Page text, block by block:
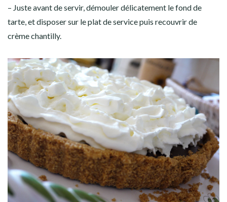
– Juste avant de servir, démouler délicatement le fond de
tarte, et disposer sur le plat de service puis recouvrir de
crème chantilly.